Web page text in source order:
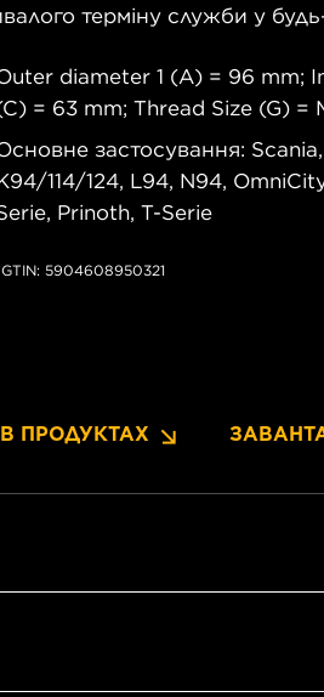
терміну служби у
diameter 1 (A) = 96 mm;
= 63 mm; Thread Size (G) =
застосування:
114/124, L94, N94,
Prinoth, T-Serie
5904608950321
ПРОДУКТАХ